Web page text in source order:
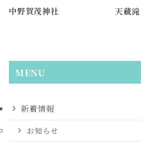
中野賀茂神社 天蔵滝
MENU
新着情報
お知らせ